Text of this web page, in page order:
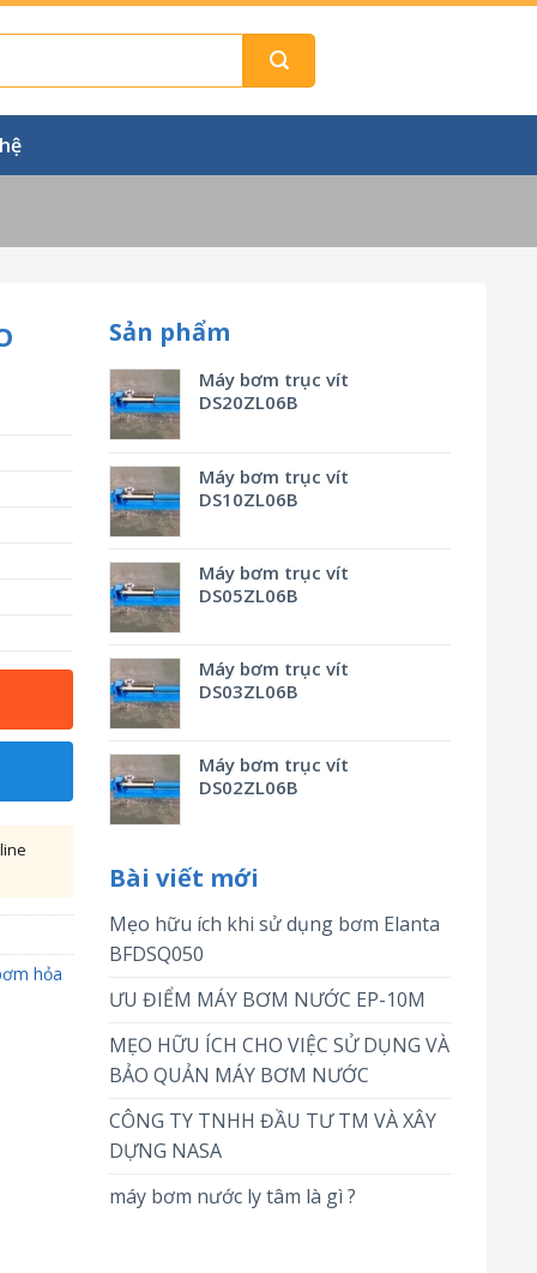
Sản phẩm
Máy bơm trục vít
DS20ZL06B
Máy bơm trục vít
DS10ZL06B
Máy bơm trục vít
DS05ZL06B
Máy bơm trục vít
DS03ZL06B
Máy bơm trục vít
DS02ZL06B
Bài viết mới
Mẹo hữu ích khi sử dụng bơm Elanta
BFDSQ050
ƯU ĐIỂM MÁY BƠM NƯỚC EP-10M
MẸO HỮU ÍCH CHO VIỆC SỬ DỤNG VÀ
BẢO QUẢN MÁY BƠM NƯỚC
CÔNG TY TNHH ĐẦU TƯ TM VÀ XÂY
DỰNG NASA
máy bơm nước ly tâm là gì ?
hỏa